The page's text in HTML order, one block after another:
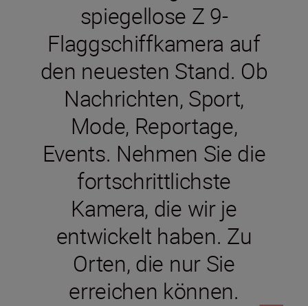
spiegellose Z 9-
Flaggschiffkamera auf
den neuesten Stand. Ob
Nachrichten, Sport,
Mode, Reportage,
Events. Nehmen Sie die
fortschrittlichste
Kamera, die wir je
entwickelt haben. Zu
Orten, die nur Sie
erreichen können.